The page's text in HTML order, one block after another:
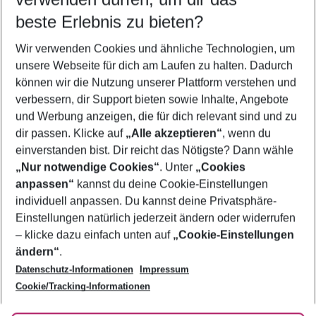
5-8 Nächte
2 Erwachsene Keine Kinder
Mehr Filter anzeigen
Footer
Footer navigation
Über uns
AGB
Bestpreisgarantie
Cookie-Einstellungen ändern
Cookie-Richtlinie
Agenturbetreuung
Barrierefreies Reisen
Folge uns
beste Erlebnis zu bieten?
Wir verwenden Cookies und ähnliche Technologien, um
unsere Webseite für dich am Laufen zu halten. Dadurch
können wir die Nutzung unserer Plattform verstehen und
verbessern, dir Support bieten sowie Inhalte, Angebote
und Werbung anzeigen, die für dich relevant sind und zu
dir passen. Klicke auf „Alle akzeptieren“, wenn du
einverstanden bist. Dir reicht das Nötigste? Dann wähle
„Nur notwendige Cookies“. Unter „Cookies
anpassen“ kannst du deine Cookie-Einstellungen
individuell anpassen. Du kannst deine Privatsphäre-
Einstellungen natürlich jederzeit ändern oder widerrufen
– klicke dazu einfach unten auf „Cookie-Einstellungen
ändern“.
Datenschutz-Informationen
Impressum
Cookie/Tracking-Informationen